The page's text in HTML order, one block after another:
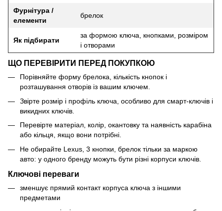
Фурнітура /
елементи
брелок
Як підбирати
за формою ключа, кнопками, розміром
і отворами
ЩО ПЕРЕВІРИТИ ПЕРЕД ПОКУПКОЮ
Порівняйте форму брелока, кількість кнопок і
розташування отворів із вашим ключем.
Звірте розмір і профіль ключа, особливо для смарт-ключів і
викидних ключів.
Перевірте матеріал, колір, окантовку та наявність карабіна
або кільця, якщо вони потрібні.
Не обирайте Lexus, 3 кнопки, брелок тільки за маркою
авто: у одного бренду можуть бути різні корпуси ключів.
Ключові переваги
зменшує прямий контакт корпуса ключа з іншими
предметами